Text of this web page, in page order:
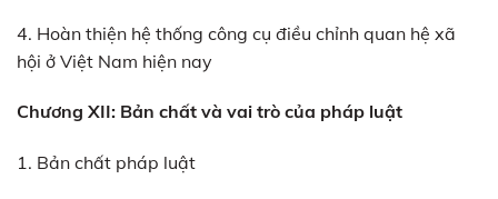
4. Hoàn thiện hệ thống công cụ điều chỉnh quan hệ xã
hội ở Việt Nam hiện nay
Chương XII: Bản chất và vai trò của pháp luật
1. Bản chất pháp luật